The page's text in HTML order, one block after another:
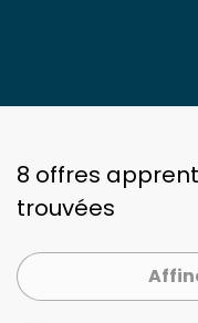
8 offres
trouvées